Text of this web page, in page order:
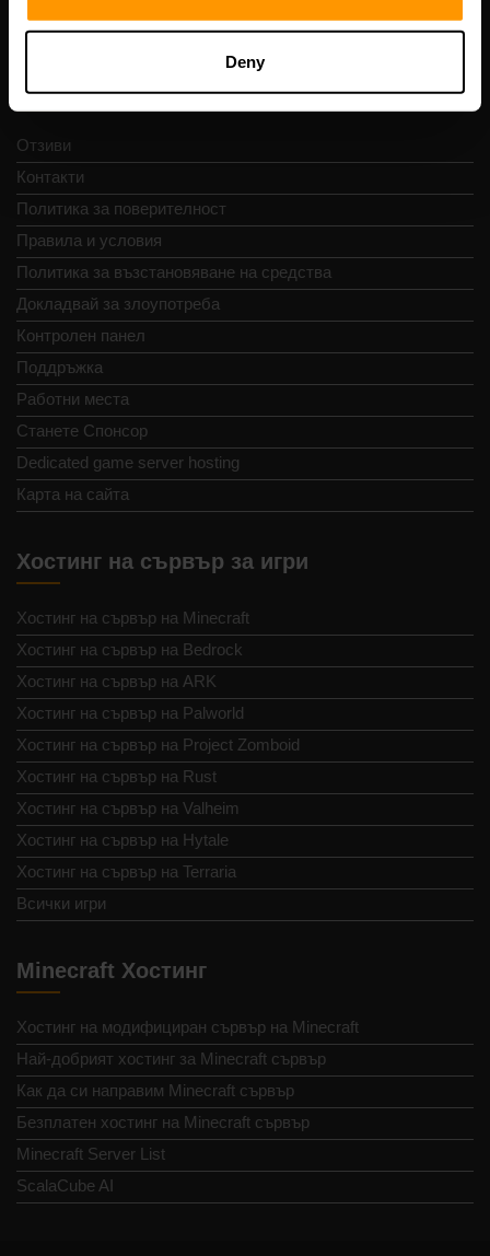
Deny
Бърза навигация
Отзиви
Контакти
Политика за поверителност
Правила и условия
Политика за възстановяване на средства
Докладвай за злоупотреба
Контролен панел
Поддръжка
Работни места
Станете Спонсор
Dedicated game server hosting
Карта на сайта
Хостинг на сървър за игри
Хостинг на сървър на Minecraft
Хостинг на сървър на Bedrock
Хостинг на сървър на ARK
Хостинг на сървър на Palworld
Хостинг на сървър на Project Zomboid
Хостинг на сървър на Rust
Хостинг на сървър на Valheim
Хостинг на сървър на Hytale
Хостинг на сървър на Terraria
Всички игри
Minecraft Хостинг
Хостинг на модифициран сървър на Minecraft
Най-добрият хостинг за Minecraft сървър
Как да си направим Minecraft сървър
Безплатен хостинг на Minecraft сървър
Minecraft Server List
ScalaCube AI